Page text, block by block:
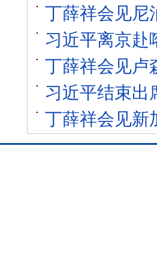
丁薛祥会见尼
习近平离京赴
丁薛祥会见卢
习近平结束出
丁薛祥会见新